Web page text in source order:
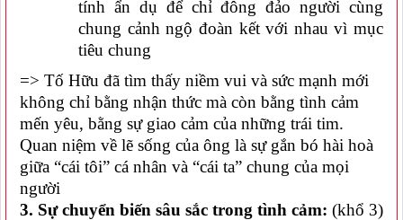
tính ẩn dụ để chỉ đông đảo người cùng
chung cảnh ngộ đoàn kết với nhau vì mục
tiêu chung
=> Tố Hữu đã tìm thấy niềm vui và sức mạnh mới
không chỉ bằng nhận thức mà còn bằng tình cảm
mến yêu, bằng sự giao cảm của những trái tim.
Quan niệm về lẽ sống của ông là sự gắn bó hài hoà
giữa “cái tôi” cá nhân và “cái ta” chung của mọi
người
3. Sự chuyển biến sâu sắc trong tình cảm: (khổ 3)